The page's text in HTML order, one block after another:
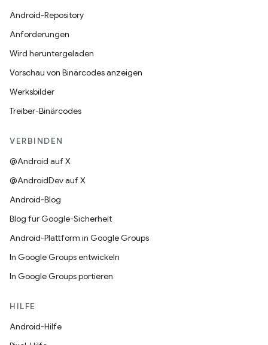
Android-Repository
Anforderungen
Wird heruntergeladen
Vorschau von Binärcodes anzeigen
Werksbilder
Treiber-Binärcodes
VERBINDEN
@Android auf X
@AndroidDev auf X
Android-Blog
Blog für Google-Sicherheit
Android-Plattform in Google Groups
In Google Groups entwickeln
In Google Groups portieren
HILFE
Android-Hilfe